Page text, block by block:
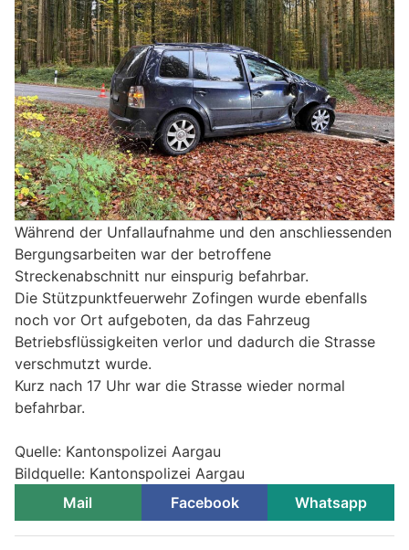
Während der Unfallaufnahme und den anschliessenden
Bergungsarbeiten war der betroffene
Streckenabschnitt nur einspurig befahrbar.
Die Stützpunktfeuerwehr Zofingen wurde ebenfalls
noch vor Ort aufgeboten, da das Fahrzeug
Betriebsflüssigkeiten verlor und dadurch die Strasse
verschmutzt wurde.
Kurz nach 17 Uhr war die Strasse wieder normal
befahrbar.
Quelle: Kantonspolizei Aargau
Bildquelle: Kantonspolizei Aargau
Mail
Facebook Whatsapp